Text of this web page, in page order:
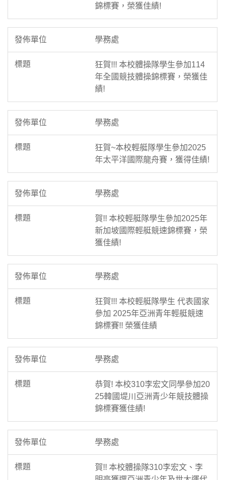
錦標賽，榮獲佳績!
學務處
狂賀!!! 本校體操隊學生參加114
年全國競技體操錦標賽，榮獲佳
績!
學務處
狂賀~本校輕艇隊學生參加2025
年太平洋國際龍舟賽，獲得佳績!
學務處
賀!! 本校輕艇隊學生參加2025年
新加坡國際輕艇競速錦標賽，榮
獲佳績!
學務處
狂賀!!! 本校輕艇隊學生 代表國家
參加 2025年亞洲青年輕艇競速
錦標賽!! 榮獲佳績
學務處
恭賀! 本校310李宏文同學參加20
25韓國堤川亞洲青少年競技體操
錦標賽獲佳績!
學務處
賀!! 本校體操隊310李宏文、李